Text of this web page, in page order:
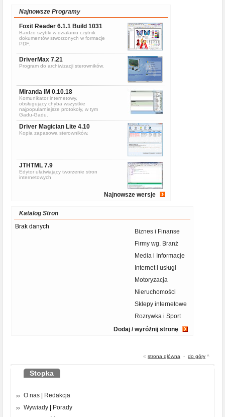
Najnowsze Programy
Foxit Reader 6.1.1 Build 1031
Bardzo szybki w działaniu czytnik
dokumentów stworzonych w formacje
PDF.
DriverMax 7.21
Program do archiwizacji sterowników.
Miranda IM 0.10.18
Komunikator internetowy,
obsługujący chyba wszystkie
najpopularniejsze protokoły, w tym
Gadu-Gadu.
Driver Magician Lite 4.10
Kopia zapasowa sterowników.
JTHTML 7.9
Edytor ułatwiający tworzenie stron
internetowych
Najnowsze wersje
Katalog Stron
Brak danych
Biznes i Finanse
Firmy wg. Branż
Media i Informacje
Internet i usługi
Motoryzacja
Nieruchomości
Sklepy internetowe
Rozrywka i Sport
Dodaj / wyróżnij stronę
« strona główna - do góry ^
Stopka
O nas
Redakcja
Wywiady
Porady